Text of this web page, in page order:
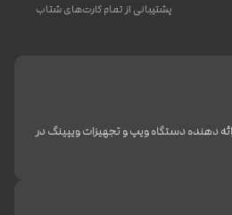
پشتیبانی از تمام کارت‌های شتاب
دهنده دستگاه ویپ و تجهیزات ویپینگ در